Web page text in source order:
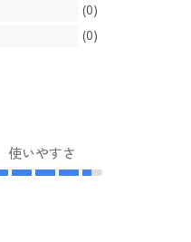
(0)
(0)
使いやすさ